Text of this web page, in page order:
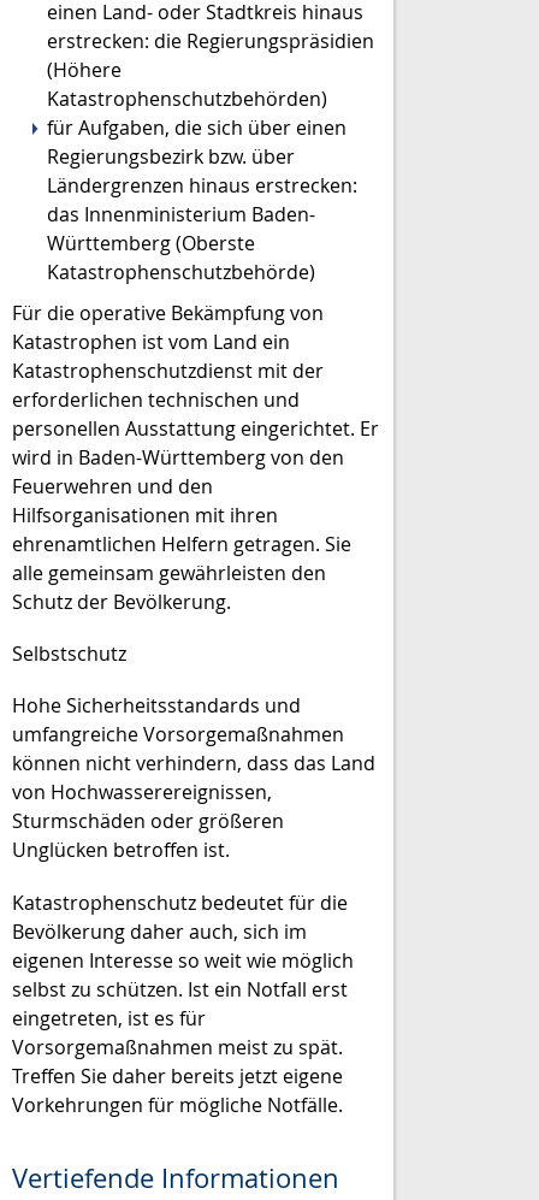
einen Land- oder Stadtkreis hinaus
erstrecken: die Regierungspräsidien
(Höhere
Katastrophenschutzbehörden)
für Aufgaben, die sich über einen
Regierungsbezirk bzw. über
Ländergrenzen hinaus erstrecken:
das Innenministerium Baden-
Württemberg (Oberste
Katastrophenschutzbehörde)
Für die operative Bekämpfung von
Katastrophen ist vom Land ein
Katastrophenschutzdienst mit der
erforderlichen technischen und
personellen Ausstattung eingerichtet. Er
wird in Baden-Württemberg von den
Feuerwehren und den
Hilfsorganisationen mit ihren
ehrenamtlichen Helfern getragen. Sie
alle gemeinsam gewährleisten den
Schutz der Bevölkerung.
Selbstschutz
Hohe Sicherheitsstandards und
umfangreiche Vorsorgemaßnahmen
können nicht verhindern, dass das Land
von Hochwasserereignissen,
Sturmschäden oder größeren
Unglücken betroffen ist.
Katastrophenschutz bedeutet für die
Bevölkerung daher auch, sich im
eigenen Interesse so weit wie möglich
selbst zu schützen. Ist ein Notfall erst
eingetreten, ist es für
Vorsorgemaßnahmen meist zu spät.
Treffen Sie daher bereits jetzt eigene
Vorkehrungen für mögliche Notfälle.
Vertiefende Informationen